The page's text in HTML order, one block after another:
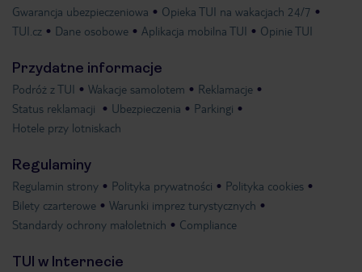
Gwarancja ubezpieczeniowa
Opieka TUI na wakacjach 24/7
TUI.cz
Dane osobowe Aplikacja mobilna TUI Opinie TUI
Przydatne informacje
Podróż z TUI Wakacje samolotem
Reklamacje
Status reklamacji
Ubezpieczenia
Parkingi
Hotele przy lotniskach
Regulaminy
Regulamin strony Polityka prywatności
Polityka cookies
Bilety czarterowe
Warunki imprez turystycznych
Standardy ochrony małoletnich
Compliance
TUI w Internecie